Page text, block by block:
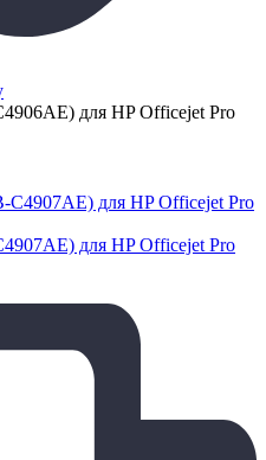
для HP Officejet Pro
для HP Officejet Pro